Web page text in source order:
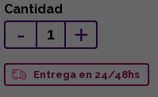
Cantidad
- +
Entrega en 24/48hs